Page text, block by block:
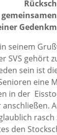
seinem
SVS gehört
sein ist
eine
in der
den